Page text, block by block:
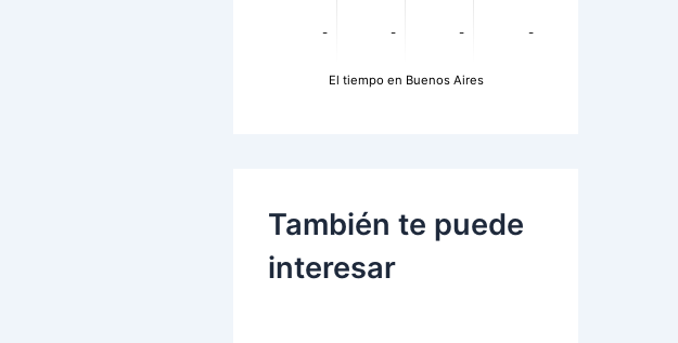
- - - -
El tiempo en Buenos Aires
También te puede
interesar